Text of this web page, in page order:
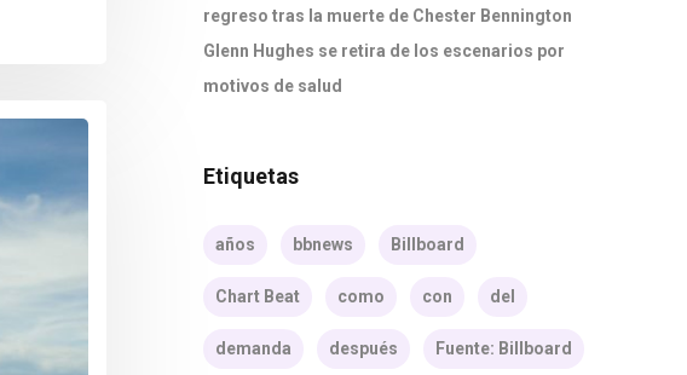
regreso tras la muerte de Chester Bennington
Glenn Hughes se retira de los escenarios por
motivos de salud
Etiquetas
años bbnews Billboard
Chart Beat como con del
demanda después Fuente: Billboard